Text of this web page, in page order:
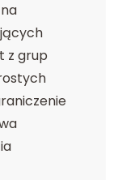
z grup